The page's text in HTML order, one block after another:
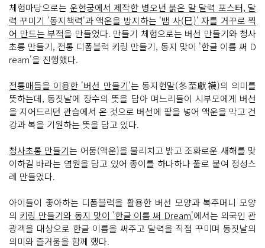
체험마당으로는 운현궁에서 제작한 병오년 붉은 말 달력 포스터, 달
력 꾸미기 '동지책력'과 액운을 방지하는 '뱀 사(巳)' 자를 거꾸로 찍
어 만드는 부적을 만들었다. 만들기 체험으로는 버선 만들기와 청사
초롱 만들기, 전통 디폼블럭 키링 만들기, 동지 맞이 '한글 이름 써 D
ream'을 진행했다.
전통매듭을 이용한 '버선 만들기'는 동지헌말(冬至獻襪)의 의미를
뜻하는데, 동짓날에 장수의 뜻을 담아 며느리들이 시부모에게 버선
을 지어드리던 관습에서 온 것으로 버선에 팥을 넣어 액운을 막고 건
강과 복을 기원하는 뜻을 담고 있다.
청사초롱 만들기는 어둠(액운)을 물리치고 밝고 조화로운 새해를 맞
이하길 바라는 염원을 담고 있어 종이를 하나하나 풀로 붙여 정성스
레 만들었다.
아이들이 좋아하는 디폼블럭을 활용한 버선 모양과 복주머니 모양
의 키링 만들기와 동지 맞이 '한글 이름 써 Dream'에서는 외국인 관
광객을 대상으로 한글 이름을 써주고 달력을 직접 꾸미며 동짓날의
의미와 즐거움을 함께 했다.